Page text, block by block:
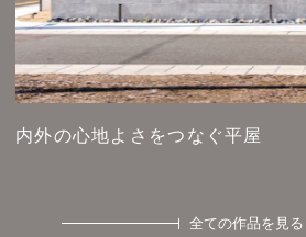
内外の心地よさをつなぐ平屋
全ての作品を見る